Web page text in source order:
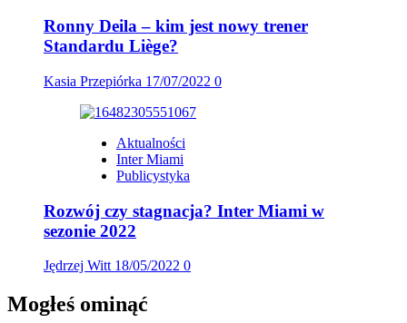
Ronny Deila – kim jest nowy trener
Standardu Liège?
Kasia Przepiórka 17/07/2022 0
Aktualności
Inter Miami
Publicystyka
Rozwój czy stagnacja? Inter Miami w
sezonie 2022
Jędrzej Witt 18/05/2022 0
Mogłeś ominąć